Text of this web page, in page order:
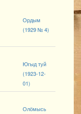
Ордым
(1929 № 4)
Югыд туй
(1923-12-
01)
Олӧмысь